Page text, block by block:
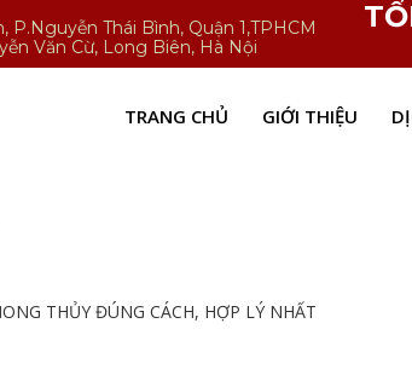
P.Nguyễn Thái Bình, Quận 1,TPHCM
Văn Cừ, Long Biên, Hà Nội
TRANG CHỦ GIỚI THIỆU
THỦY ĐÚNG CÁCH, HỢP LÝ NHẤT